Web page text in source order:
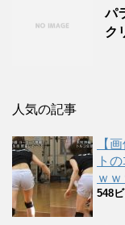
パ
ク
人気の記事
【
ト
ｗｗ
548